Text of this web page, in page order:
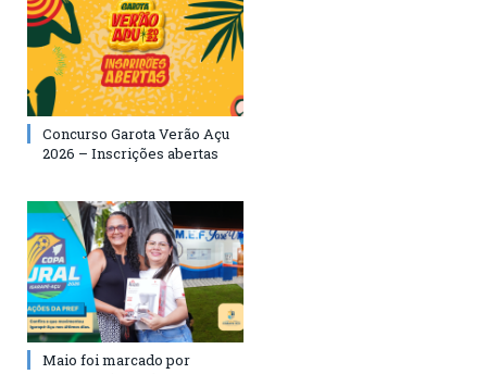
Concurso Garota Verão Açu
2026 – Inscrições abertas
Maio foi marcado por